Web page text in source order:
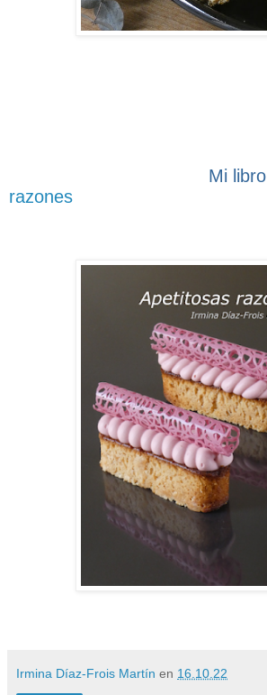
Mi libro
razones
Irmina Díaz-Frois Martín en 16.10.22